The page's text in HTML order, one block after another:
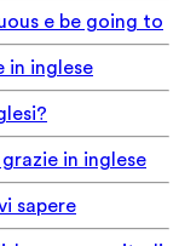
e be going to
in inglese
in inglese
sapere